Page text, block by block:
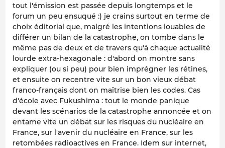
tout l'émission est passée depuis longtemps et le
forum un peu ensuqué :) je crains surtout en terme de
choix éditorial que, malgré les intentions louables de
différer un bilan de la catastrophe, on tombe dans le
même pas de deux et de travers qu'à chaque actualité
lourde extra-hexagonale : d'abord on montre sans
expliquer (ou si peu) pour bien imprégner les rétines,
et ensuite on recentre vite sur un bon vieux débat
franco-français dont on maîtrise bien les codes. Cas
d'école avec Fukushima : tout le monde panique
devant les scénarios de la catastrophe annoncée et on
entame vite un débat sur les risques du nucléaire en
France, sur l'avenir du nucléaire en France, sur les
retombées radioactives en France. Idem sur internet,